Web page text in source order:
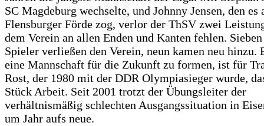
SC Magdeburg wechselte, und Johnny Jensen, den es
Flensburger Förde zog, verlor der ThSV zwei
dem Verein an allen Enden und Kanten fehlen.
Spieler verließen den Verein, neun kamen neu hinzu.
eine Mannschaft für die Zukunft zu formen, ist für
Rost, der 1980 mit der DDR Olympiasieger wurde,
Stück Arbeit. Seit 2001 trotzt der Übungsleiter der
verhältnismäßig schlechten Ausgangssituation in
um Jahr aufs neue.